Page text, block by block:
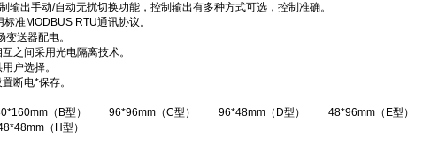
输出手动/自动无扰切换功能，控制输出有多种方式可选，控制准确。
准MODBUS RTU通讯协议。
送器配电。
之间采用光电隔离技术。
户选择。
断电*保存。
（B型） 96*96mm（C型） 96*48mm（D型）
48*96mm（E型）
（H型）